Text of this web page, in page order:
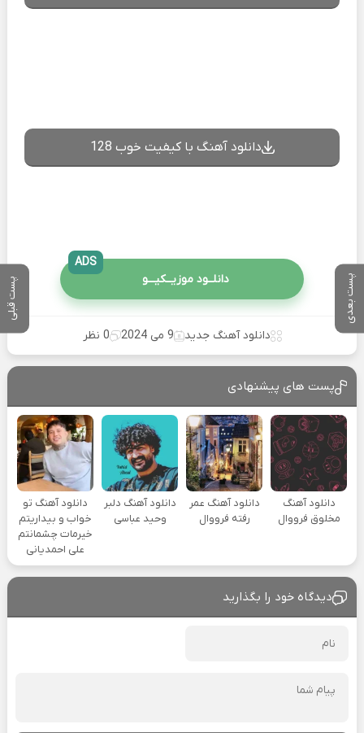
پست بعدی پست قبلی
دانلود آهنگ با کیفیت خوب 128
دانلــود موزیــکیـــو
ADS
دانلود آهنگ جدید 9 می 2024 0 نظر
پست های پیشنهادی
دانلود آهنگ
مخلوق فرووال
دانلود آهنگ عمر
رفته فرووال
دانلود آهنگ دلبر
وحید عباسی
دانلود آهنگ تو
خواب و بیداریتم
خیرمات چشمانتم
علی احمدیانی
دیدگاه خود را بگذارید